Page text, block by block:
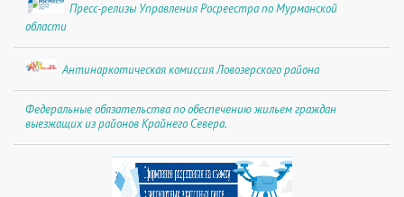
Пресс-релизы Управления Росреестра по Мурманской
области
Антинаркотическая комиссия Ловозерского района
Федеральные обязательства по обеспечению жильем граждан
выезжащих из районов Крайнего Севера.